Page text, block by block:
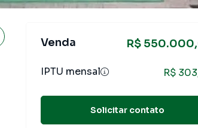
Venda R$
IPTU mensal R$
Solicitar contato